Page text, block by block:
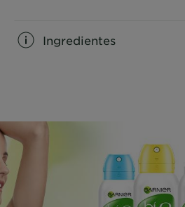
Ingredientes